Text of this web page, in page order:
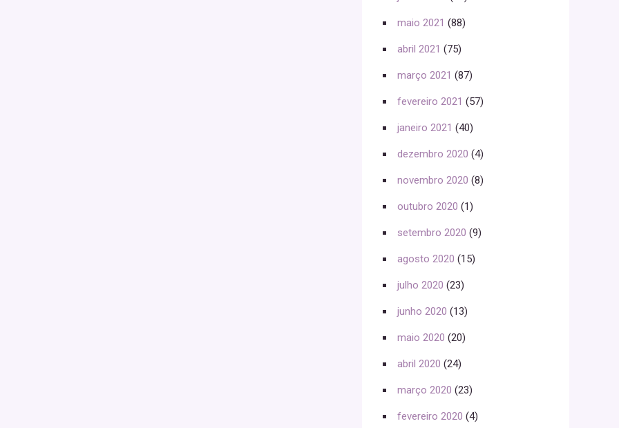
maio 2021 (88)
abril 2021 (75)
março 2021 (87)
fevereiro 2021 (57)
janeiro 2021 (40)
dezembro 2020 (4)
novembro 2020 (8)
outubro 2020 (1)
setembro 2020 (9)
agosto 2020 (15)
julho 2020 (23)
junho 2020 (13)
maio 2020 (20)
abril 2020 (24)
março 2020 (23)
fevereiro 2020 (4)